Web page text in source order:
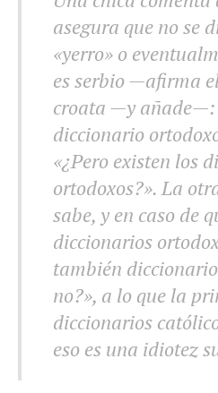
asegura que no se
«yerro» o
es serbio —afirma
croata —y añade—:
diccionario
«¿Pero existen los
ortodoxos?». La
sabe, y en caso de
diccionarios
también
no?», a lo que la
diccionarios
eso es una idiotez